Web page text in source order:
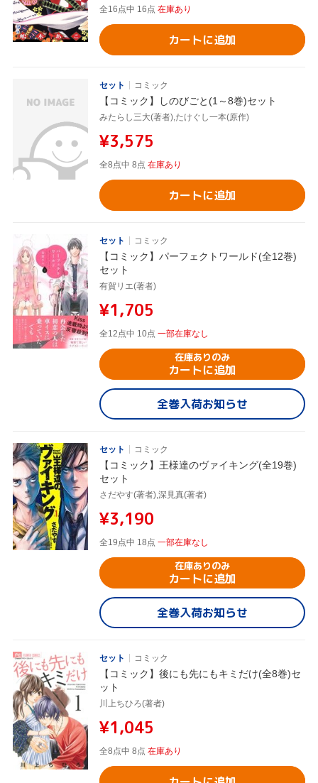
全16点中 16点 在庫あり
カートに追加
セット コミック
【コミック】しのびごと(1～8巻)セット
みたらし三大(著者),たけぐし一本(原作)
¥3,575
全8点中 8点 在庫あり
カートに追加
セット コミック
【コミック】パーフェクトワールド(全12巻)
セット
有賀リエ(著者)
¥1,705
全12点中 10点 一部在庫なし
在庫ありのみ
カートに追加
全巻入荷お知らせ
セット コミック
【コミック】王様達のヴァイキング(全19巻)
セット
さだやす(著者),深見真(著者)
¥3,190
全19点中 18点 一部在庫なし
在庫ありのみ
カートに追加
全巻入荷お知らせ
セット コミック
【コミック】後にも先にもキミだけ(全8巻)セ
ット
川上ちひろ(著者)
¥1,045
全8点中 8点 在庫あり